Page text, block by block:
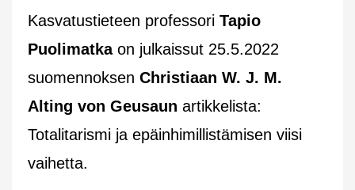
Kasvatustieteen professori Tapio
Puolimatkaon julkaissut 25.5.2022
suomennoksen Christiaan W. J. M.
Alting von Geusaun artikkelista:
Totalitarismi ja epäinhimillistämisen viisi
vaihetta.